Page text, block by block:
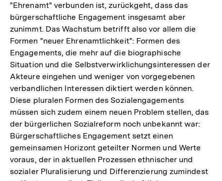
"Ehrenamt" verbunden ist, zurückgeht, dass das
bürgerschaftliche Engagement insgesamt aber
zunimmt. Das Wachstum betrifft also vor allem die
Formen "neuer Ehrenamtlichkeit": Formen des
Engagements, die mehr auf die biographische
Situation und die Selbstverwirklichungsinteressen der
Akteure eingehen und weniger von vorgegebenen
verbandlichen Interessen diktiert werden können.
Diese pluralen Formen des Sozialengagements
müssen sich zudem einem neuen Problem stellen, das
der bürgerlichen Sozialreform noch unbekannt war:
Bürgerschaftliches Engagement setzt einen
gemeinsamen Horizont geteilter Normen und Werte
voraus, der in aktuellen Prozessen ethnischer und
sozialer Pluralisierung und Differenzierung zumindest